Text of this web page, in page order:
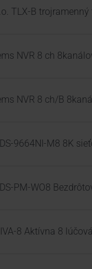
TLX-B
NVR 8 ch
NVR 8 ch/B
DS-9664NI-M8 8K
PM-WO8
8 Aktívna 8